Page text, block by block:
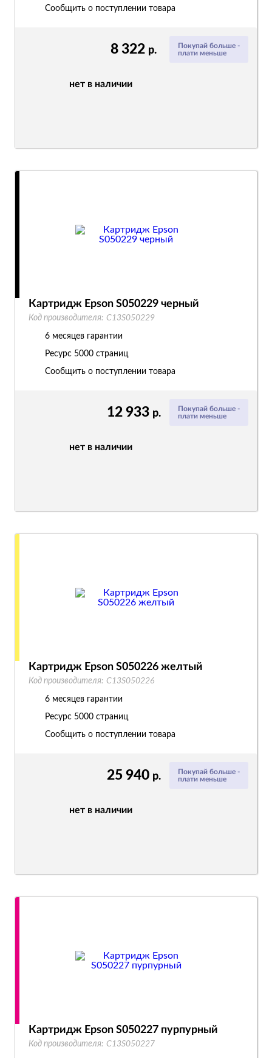
Покупай больше -
плати меньше
8 322 р.
нет в наличии
Сообщить о поступлении товара
Покупай больше -
плати меньше
12 933 р.
нет в наличии
Картридж Epson S050229 черный
Код производителя: C13S050229
6 месяцев гарантии
Ресурс 5000 страниц
Сообщить о поступлении товара
Покупай больше -
плати меньше
25 940 р.
нет в наличии
Картридж Epson S050226 желтый
Код производителя: C13S050226
6 месяцев гарантии
Ресурс 5000 страниц
Сообщить о поступлении товара
Картридж Epson S050227 пурпурный
Код производителя: C13S050227